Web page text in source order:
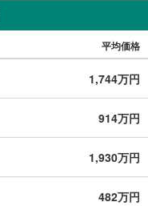
平均価格
1,744万円
914万円
1,930万円
482万円